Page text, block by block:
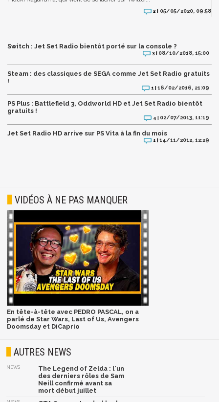
2 | 05/05/2020, 09:58
Switch : Jet Set Radio bientôt porté sur la console ?
3 | 08/10/2018, 15:00
Steam : des classiques de SEGA comme Jet Set Radio gratuits
!
1 | 16/02/2016, 21:09
PS Plus : Battlefield 3, Oddworld HD et Jet Set Radio bientôt
gratuits !
4 | 02/07/2013, 11:19
Jet Set Radio HD arrive sur PS Vita à la fin du mois
1 | 14/11/2012, 12:29
VIDÉOS À NE PAS MANQUER
En tête-à-tête avec PEDRO PASCAL, on a
parlé de Star Wars, Last of Us, Avengers
Doomsday et DiCaprio
AUTRES NEWS
NEWS
The Legend of Zelda : l'un
des derniers rôles de Sam
Neill confirmé avant sa
mort début juillet